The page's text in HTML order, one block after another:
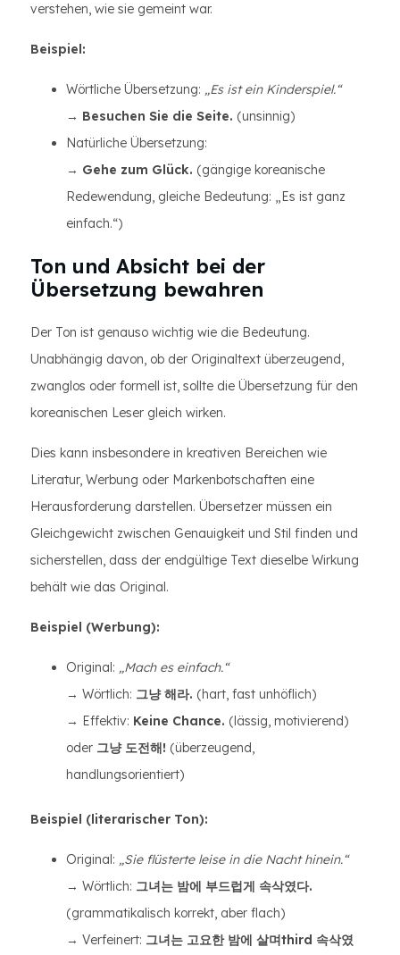
verstehen, wie sie gemeint war.
Beispiel:
Wörtliche Übersetzung: „Es ist ein Kinderspiel.“
→ Besuchen Sie die Seite. (unsinnig)
Natürliche Übersetzung:
→ Gehe zum Glück. (gängige koreanische
Redewendung, gleiche Bedeutung: „Es ist ganz
einfach.“)
Ton und Absicht bei der
Übersetzung bewahren
Der Ton ist genauso wichtig wie die Bedeutung.
Unabhängig davon, ob der Originaltext überzeugend,
zwanglos oder formell ist, sollte die Übersetzung für den
koreanischen Leser gleich wirken.
Dies kann insbesondere in kreativen Bereichen wie
Literatur, Werbung oder Markenbotschaften eine
Herausforderung darstellen. Übersetzer müssen ein
Gleichgewicht zwischen Genauigkeit und Stil finden und
sicherstellen, dass der endgültige Text dieselbe Wirkung
behält wie das Original.
Beispiel (Werbung):
Original: „Mach es einfach.“
→ Wörtlich: 그냥 해라. (hart, fast unhöflich)
→ Effektiv: Keine Chance. (lässig, motivierend)
oder 그냥 도전해! (überzeugend,
handlungsorientiert)
Beispiel (literarischer Ton):
Original: „Sie flüsterte leise in die Nacht hinein.“
→ Wörtlich: 그녀는 밤에 부드럽게 속삭였다.
(grammatikalisch korrekt, aber flach)
→ Verfeinert: 그녀는 고요한 밤에 살며third 속삭였